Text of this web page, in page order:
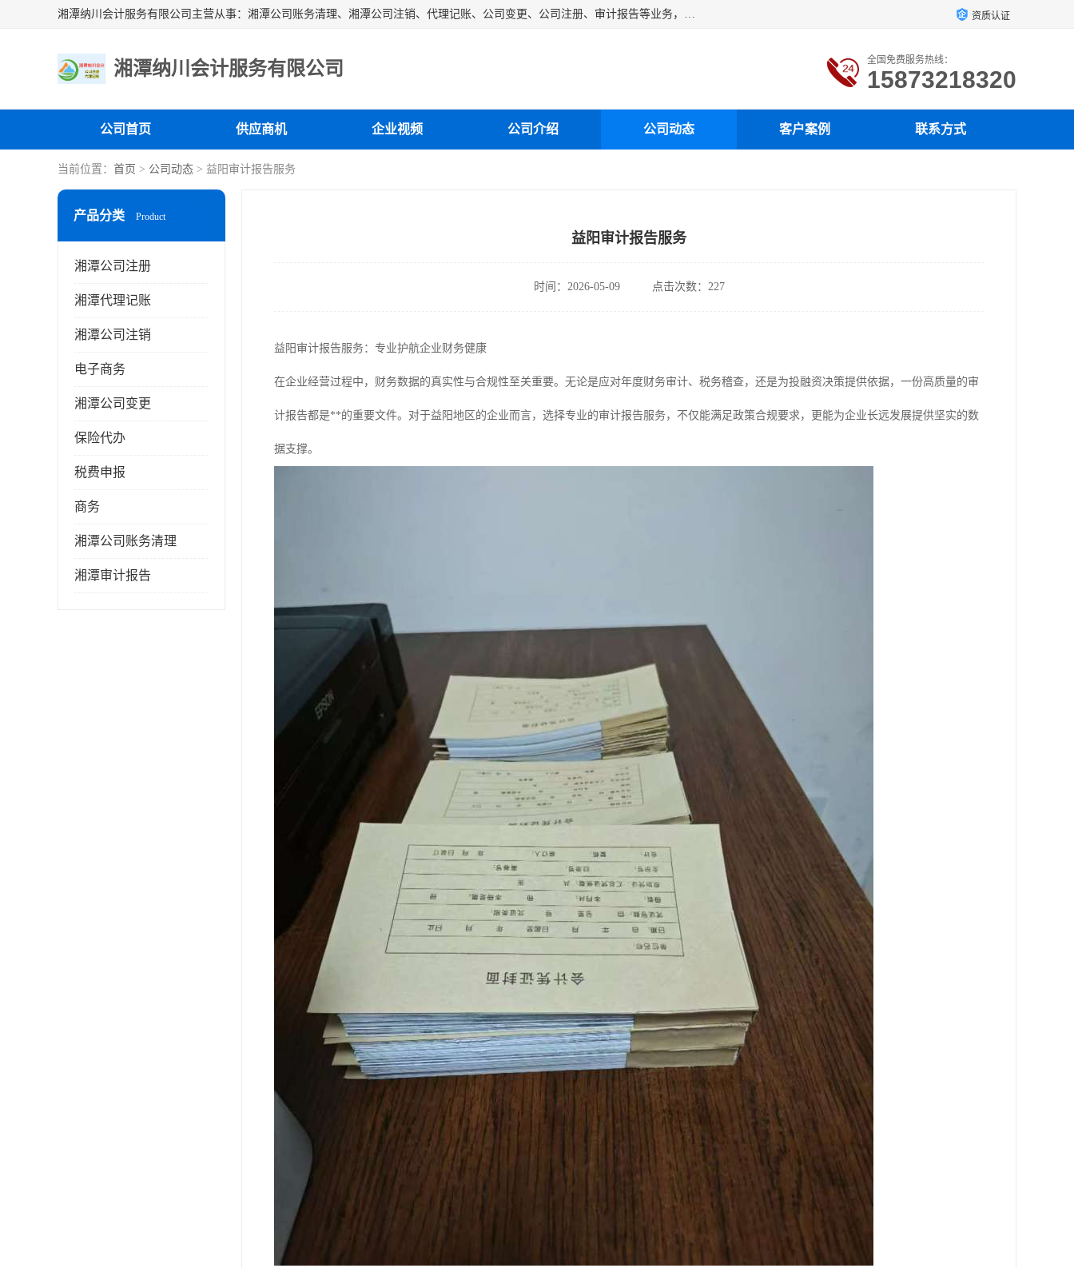
湘潭纳川会计服务有限公司主营从事：湘潭公司账务清理、湘潭公司注销、代理记账、公司变更、公司注册、审计报告等业务，公司设立有专门的代理注册部门，现有工商代办专员，部门经理从事工商代办多年，对各地区公司注册、公司变更、进出口业务等流程以及各行业公司注册、变更所需注意的细节都非常熟悉。 资质认证
湘潭纳川会计服务有限公司 全国免费服务热线：
15873218320
公司首页 供应商机 企业视频 公司介绍 公司动态 客户案例 联系方式
当前位置： 首页 > 公司动态 > 益阳审计报告服务
产品分类 Product
湘潭公司注册
湘潭代理记账
湘潭公司注销
电子商务
湘潭公司变更
保险代办
税费申报
商务
湘潭公司账务清理
湘潭审计报告
益阳审计报告服务
时间：2026-05-09 点击次数：227
益阳审计报告服务：专业护航企业财务健康
在企业经营过程中，财务数据的真实性与合规性至关重要。无论是应对年度财务审计、税务稽查，还是为投融资决策提供依据，一份高质量的审
计报告都是**的重要文件。对于益阳地区的企业而言，选择专业的审计报告服务，不仅能满足政策合规要求，更能为企业长远发展提供坚实的数
据支撑。